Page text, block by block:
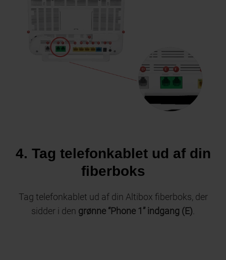
4. Tag telefonkablet ud af din
fiberboks
Tag telefonkablet ud af din Altibox fiberboks, der
sidder i den grønne “Phone 1” indgang (E)